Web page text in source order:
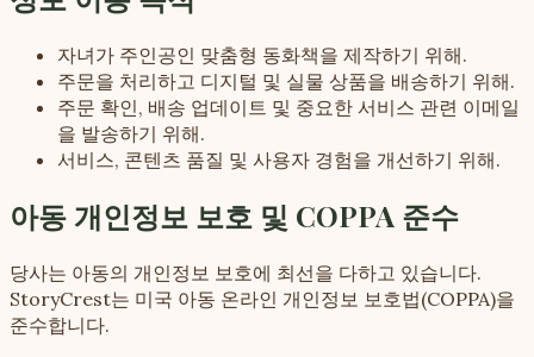
자녀가 주인공인 맞춤형 동화책을 제작하기 위해.
주문을 처리하고 디지털 및 실물 상품을 배송하기 위해.
주문 확인, 배송 업데이트 및 중요한 서비스 관련 이메일
을 발송하기 위해.
서비스, 콘텐츠 품질 및 사용자 경험을 개선하기 위해.
아동 개인정보 보호 및 COPPA 준수
당사는 아동의 개인정보 보호에 최선을 다하고 있습니다.
StoryCrest는 미국 아동 온라인 개인정보 보호법(COPPA)을
준수합니다.